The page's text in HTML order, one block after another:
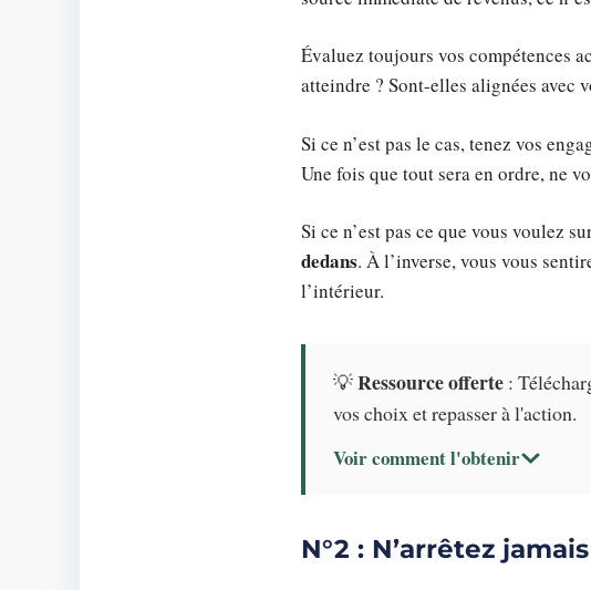
Évaluez toujours vos compétences
atteindre ? Sont-elles alignées avec
Si ce n’est pas le cas, tenez vos
Une fois que tout sera en ordre, ne
Si ce n’est pas ce que vous voulez
dedans. À l’inverse, vous vous
l’intérieur.
💡Ressource offerte :
vos choix et repasser à l'action.
Voir comment l'obtenir
N°2 : N’arrêtez